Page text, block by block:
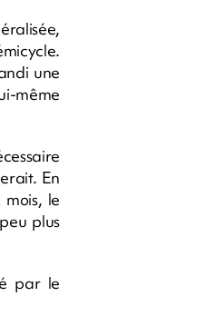
une
même
En
le
plus
par le